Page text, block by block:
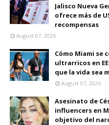
Jalisco Nueva
ofrece más de
recompensas
August 07, 2026
Cómo Miami se
ultrarricos en
que la vida sea
August 07, 2026
Asesinato de
influencers en
objetivo del